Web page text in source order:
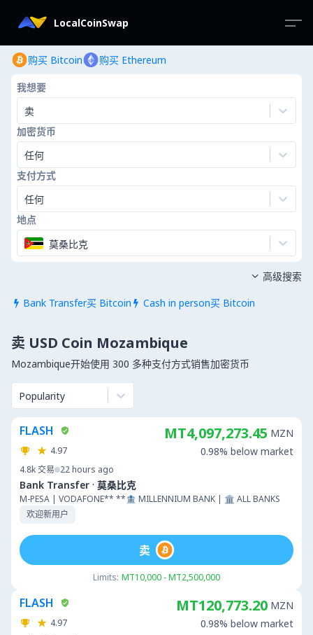
LocalCoinSwap
购买 Bitcoin 购买 Ethereum
我想要
卖
加密货币
任何
支付方式
任何
地点
莫桑比克
 Bank Transfer买 Bitcoin  Cash in person买 Bitcoin
 高级搜索
卖 USD Coin Mozambique
Mozambique开始使用 300 多种支付方式销售加密货币
Popularity
FLASH
4.97
4.8k交易 22 hours ago
Bank Transfer · 莫桑比克
M-PESA | VODAFONE** **🏦 MILLENNIUM BANK | 🏛 ALL BANKS
欢迎新用户
MT4,097,273.45 MZN
0.98% below market
Limits: MT10,000 - MT2,500,000
卖
FLASH
4.97
MT120,773.20 MZN
0.98% below market